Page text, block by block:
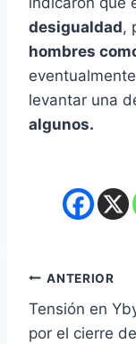
desigualdad,
hombres
levantar una
algunos.
ANTERIOR
Tensión en
por el cierre de